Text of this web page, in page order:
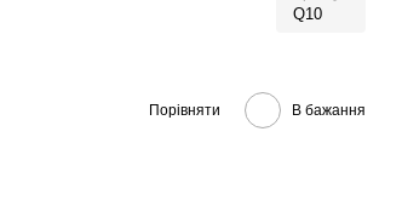
Q10
Порівняти В бажання